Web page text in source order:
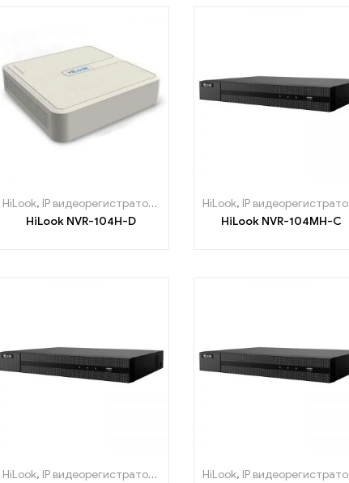
HiLook, IP видеорегистраторы
HiLook NVR-104H-D
HiLook, IP видеорегистраторы
HiLook NVR-104MH-C
HiLook, IP видеорегистраторы
HiLook, IP видеорегистраторы